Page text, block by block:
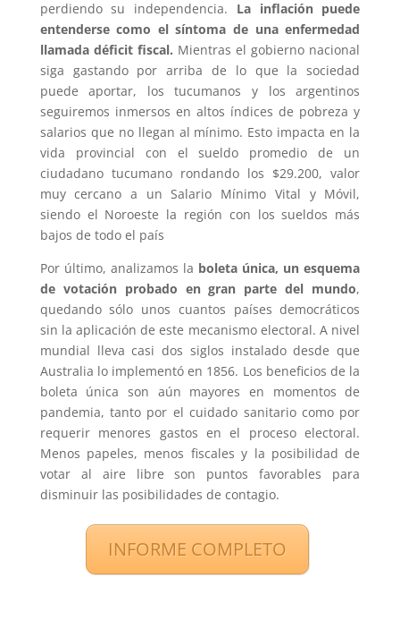
perdiendo su independencia. La inflación puede
entenderse como el síntoma de una enfermedad
llamada déficit fiscal. Mientras el gobierno nacional
siga gastando por arriba de lo que la sociedad
puede aportar, los tucumanos y los argentinos
seguiremos inmersos en altos índices de pobreza y
salarios que no llegan al mínimo. Esto impacta en la
vida provincial con el sueldo promedio de un
ciudadano tucumano rondando los $29.200, valor
muy cercano a un Salario Mínimo Vital y Móvil,
siendo el Noroeste la región con los sueldos más
bajos de todo el país
Por último, analizamos la boleta única, un esquema
de votación probado en gran parte del mundo,
quedando sólo unos cuantos países democráticos
sin la aplicación de este mecanismo electoral. A nivel
mundial lleva casi dos siglos instalado desde que
Australia lo implementó en 1856. Los beneficios de la
boleta única son aún mayores en momentos de
pandemia, tanto por el cuidado sanitario como por
requerir menores gastos en el proceso electoral.
Menos papeles, menos fiscales y la posibilidad de
votar al aire libre son puntos favorables para
disminuir las posibilidades de contagio.
INFORME COMPLETO